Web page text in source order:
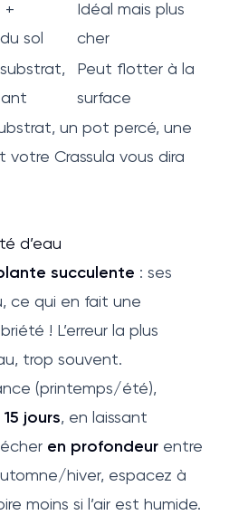
+
sol
Idéal mais plus
cher
Peut flotter à la
surface
un pot percé, une
Crassula vous dira
d’eau
succulente : ses
ce qui en fait une
! L’erreur la plus
trop souvent.
(printemps/été),
jours, en laissant
en profondeur entre
hiver, espacez à
moins si l’air est humide.